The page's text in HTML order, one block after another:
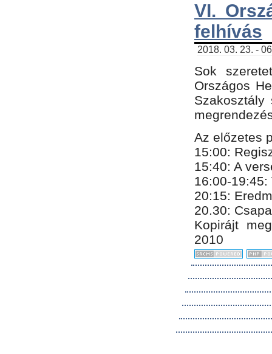
VI.
felhívás
2018. 03. 23. -
Sok
Országos
Az előzetes
15:00:
15:40: A
16:00-19:45:
20:​15​:
​20.30:
Kopirájt
2010